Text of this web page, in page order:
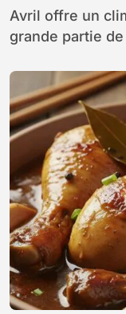
Avril offre un climat sec et ensoleillé sur une
grande partie